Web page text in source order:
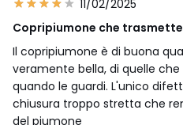
11/02/2025
Copripiumone che
Il copripiumone è di buona
veramente bella, di quelle
quando le guardi. L'unico
chiusura troppo stretta che
del piumone